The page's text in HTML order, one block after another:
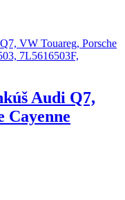
Audi Q7,
Cayenne